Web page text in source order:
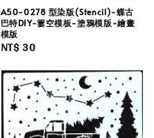
A50-0278 型染版(Stencil)-蝶古
巴特DIY-簍空模板-塗鴉模版-繪畫
模版
Regular
NT$ 30